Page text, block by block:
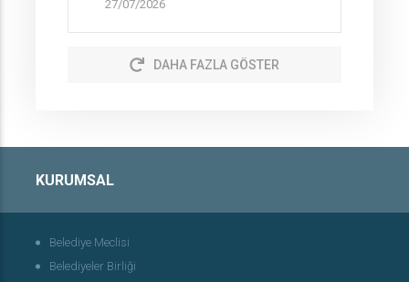
27/07/2026
DAHA FAZLA GÖSTER
KURUMSAL
Belediye Meclisi
Belediyeler Birliği